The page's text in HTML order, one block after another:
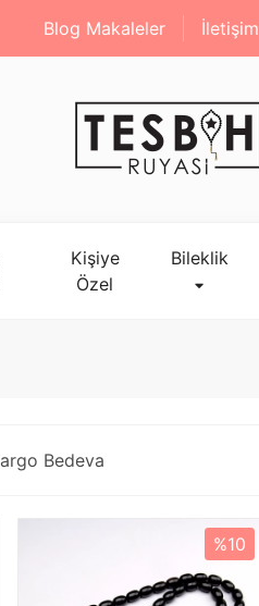
Blog Makaleler İletişim
Kişiye
Özel
Bileklik
Bedeva
%10